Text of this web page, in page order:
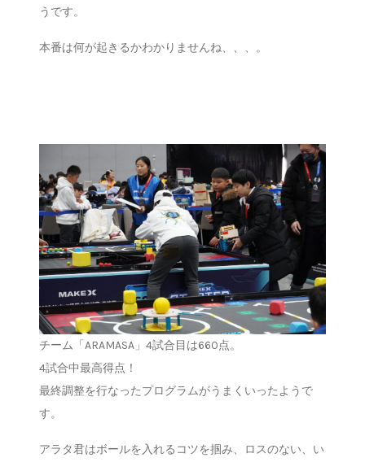
うです。
本番は何が起きるかわかりませんね、、、。
チーム「ARAMASA」4試合目は660点。
4試合中最高得点！
最終調整を行なったプログラムがうまくいったようで
す。
アラタ君はボールを入れるコツを掴み、ロスのない、い